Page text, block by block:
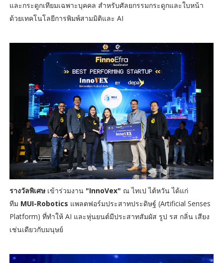
และกระดูกเทียมเฉพาะบุคคล สำหรับศัลยกรรมกระดูกและใบหน้า
ด้วยเทคโนโลยีการพิมพ์สามมิติและ AI
รางวัลพิเศษเข้าร่วมงาน "InnoVex" ณ ไทเป ไต้หวัน ได้แก่
ทีม MUI-Robotics แพลตฟอร์มประสาทประดิษฐ์ (Artificial Senses
Platform) ที่ทำให้ AI และหุ่นยนต์มีประสาทสัมผัส รูป รส กลิ่น เสียง
เช่นเดียวกับมนุษย์